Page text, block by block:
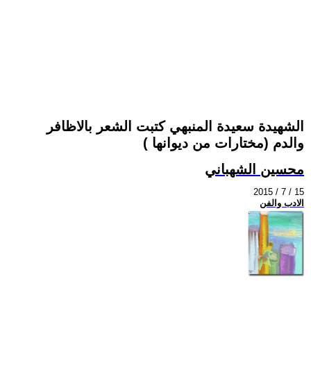
الشهيدة سعيدة المنبهي كتبت الشعر بالاظافر
والدم (مختارات من ديوانها )
محسين الشهباني
2015 / 7 / 15
الادب والفن